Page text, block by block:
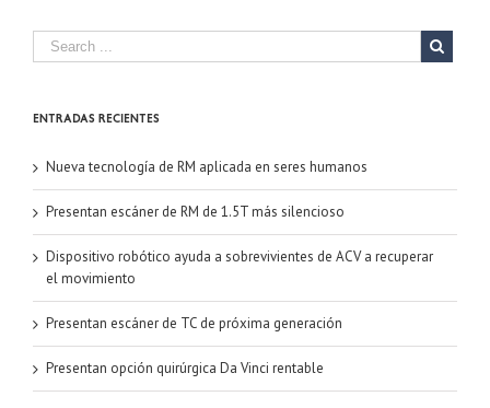
Entradas recientes
Nueva tecnología de RM aplicada en seres humanos
Presentan escáner de RM de 1.5T más silencioso
Dispositivo robótico ayuda a sobrevivientes de ACV a recuperar
el movimiento
Presentan escáner de TC de próxima generación
Presentan opción quirúrgica Da Vinci rentable